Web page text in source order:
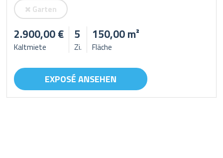
Garten
2.900,00 €
Kaltmiete
5
Zi.
150,00 m²
Fläche
EXPOSÉ ANSEHEN